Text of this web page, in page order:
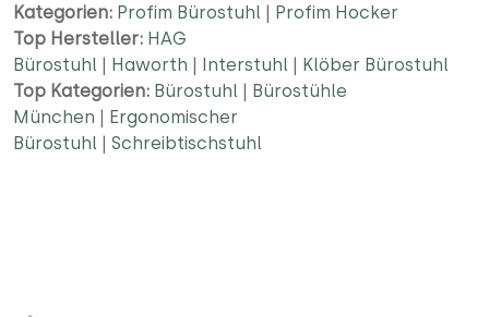
Kategorien: Profim Bürostuhl | Profim Hocker
Top Hersteller: HAG
Bürostuhl | Haworth | Interstuhl | Klöber Bürostuhl
Top Kategorien: Bürostuhl | Bürostühle
München | Ergonomischer
Bürostuhl | Schreibtischstuhl